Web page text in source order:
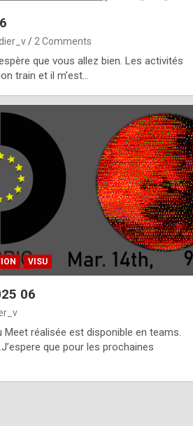
2 Comments
que vous allez bien. Les activités
train et il m’est…
VISU
06
Meet réalisée est disponible en teams.
que pour les prochaines